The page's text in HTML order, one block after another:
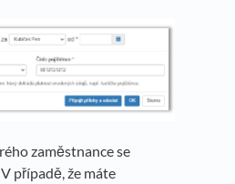
zaměstnance se
případě, že máte